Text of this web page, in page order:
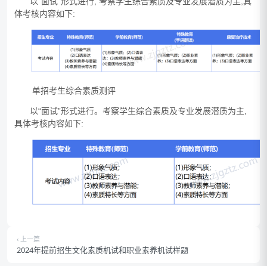
体考核内容如下:
单招考生综合素质测评
以“面试”形式进行。考察学生综合素质及专业发展潜质为主,
具体考核内容如下:
‹ 上一篇
2024年提前招生文化素质机试和职业素养机试样题